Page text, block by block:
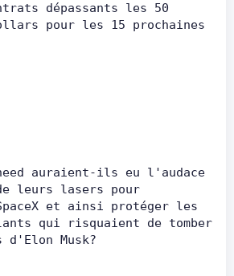
dépassants les 50
pour les 15 prochaines
auraient-ils eu l'audace
leurs lasers pour
et ainsi protéger les
qui risquaient de tomber
d'Elon Musk?